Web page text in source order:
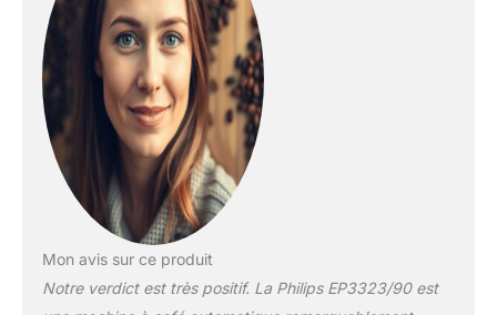
Mon avis sur ce produit
Notre verdict est très positif. La Philips EP3323/90 est